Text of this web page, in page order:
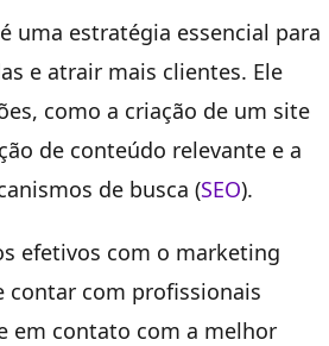
uma estratégia essencial para
e atrair mais clientes. Ele
como a criação de um site
de conteúdo relevante e a
de busca (SEO).
efetivos com o marketing
com profissionais
em contato com a melhor